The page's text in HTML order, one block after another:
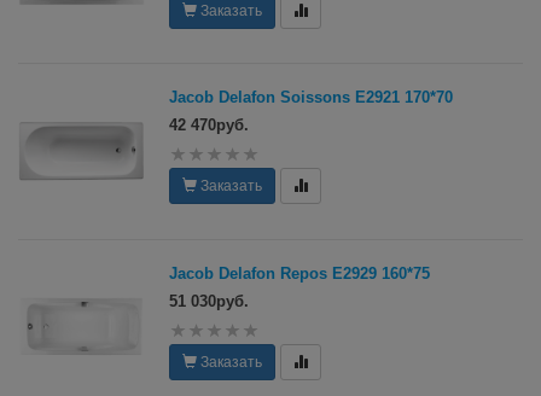
Заказать
Jacob Delafon Soissons E2921 170*70
42 470руб.
Заказать
Jacob Delafon Repos E2929 160*75
51 030руб.
Заказать